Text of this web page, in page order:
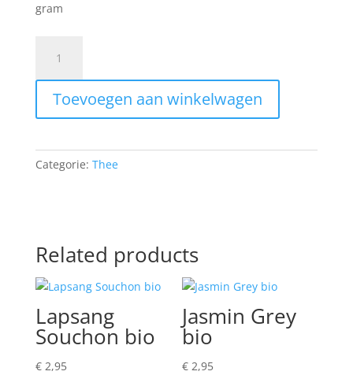
gram
Orange
quantity
Toevoegen aan winkelwagen
Categorie: Thee
Related products
Lapsang
Souchon bio
€2,95
Jasmin Grey
bio
€ 2,95